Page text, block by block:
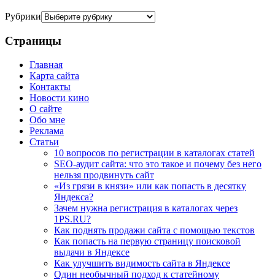
Рубрики
Страницы
Главная
Карта сайта
Контакты
Новости кино
О сайте
Обо мне
Реклама
Статьи
10 вопросов по регистрации в каталогах статей
SEO-аудит сайта: что это такое и почему без него
нельзя продвинуть сайт
«Из грязи в князи» или как попасть в десятку
Яндекса?
Зачем нужна регистрация в каталогах через
1PS.RU?
Как поднять продажи сайта с помощью текстов
Как попасть на первую страницу поисковой
выдачи в Яндексе
Как улучшить видимость сайта в Яндексе
Один необычный подход к статейному